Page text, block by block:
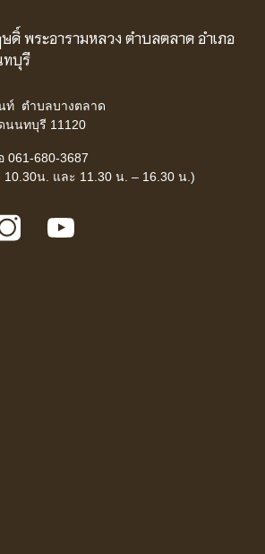
ดิ์ พระอารามหลวง ตำบลตลาด อำเภอ
ทบุรี
ท์ ตำบลบางตลาด
นนทบุรี 11120
061-680-3687
10.30น. และ 11.30 น. – 16.30 น.)